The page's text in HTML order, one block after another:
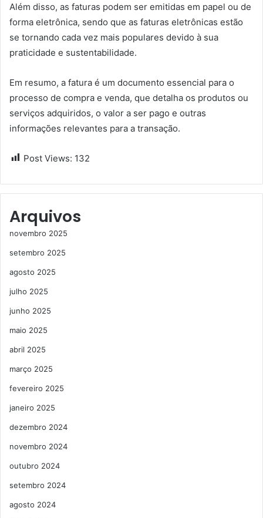
Além disso, as faturas podem ser emitidas em papel ou de
forma eletrônica, sendo que as faturas eletrônicas estão
se tornando cada vez mais populares devido à sua
praticidade e sustentabilidade.
Em resumo, a fatura é um documento essencial para o
processo de compra e venda, que detalha os produtos ou
serviços adquiridos, o valor a ser pago e outras
informações relevantes para a transação.
Post Views: 132
Arquivos
novembro 2025
setembro 2025
agosto 2025
julho 2025
junho 2025
maio 2025
abril 2025
março 2025
fevereiro 2025
janeiro 2025
dezembro 2024
novembro 2024
outubro 2024
setembro 2024
agosto 2024